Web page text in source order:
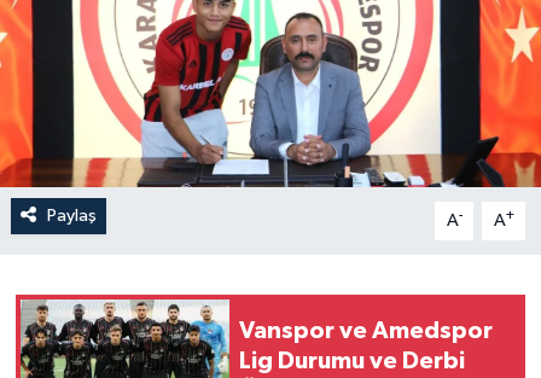
Paylaş A- A+
Vanspor ve Amedspor
Lig Durumu ve Derbi